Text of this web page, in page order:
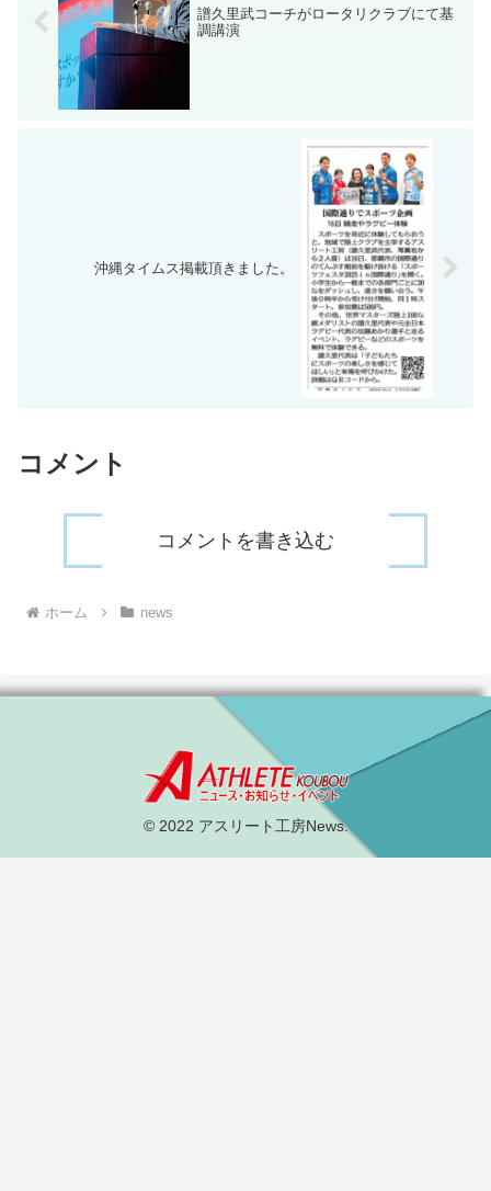
譜久里武コーチがロータリクラブにて基
調講演
沖縄タイムス掲載頂きました。
コメント
コメントを書き込む
ホーム news
© 2022 アスリート工房News.